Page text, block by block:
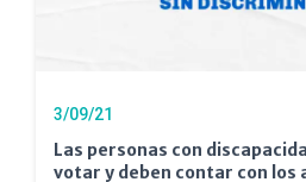
3/09/21
Las personas con
votar y deben contar con los